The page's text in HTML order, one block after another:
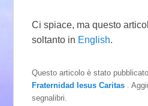
Ci spiace, ma questo
soltanto in English.
Questo articolo è stato
Fraternidad Iesus Caritas
.
segnalibri.